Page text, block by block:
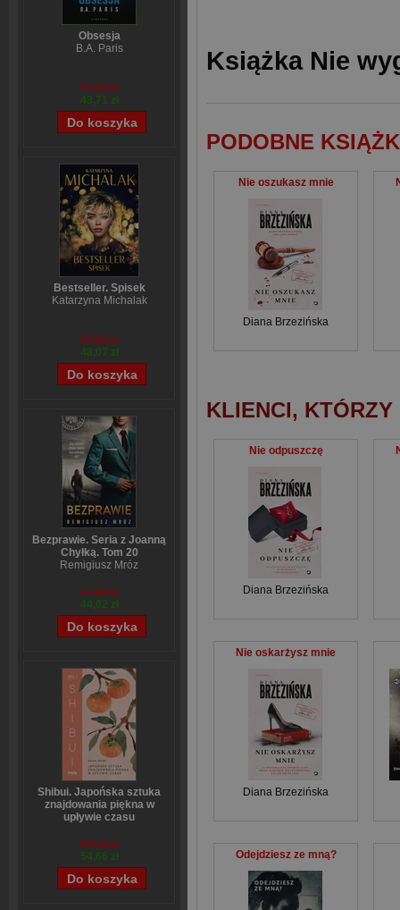
Obsesja
B.A. Paris
54,39 zł
43,71 zł
Bestseller. Spisek
Katarzyna Michalak
59,84 zł
48,07 zł
Bezprawie. Seria z Joanną
Chyłką. Tom 20
Remigiusz Mróz
57,60 zł
44,02 zł
Shibui. Japońska sztuka
znajdowania piękna w
upływie czasu
64,13 zł
54,66 zł
Książka Nie
PODOBNE
Nie oszukasz mnie
Diana Brzezińska
KLIENCI,
Nie odpuszczę
Diana Brzezińska
Nie oskarżysz mnie
Diana Brzezińska
Odejdziesz ze mną?